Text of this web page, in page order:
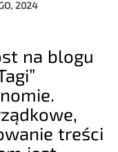
2024
na blogu
treści